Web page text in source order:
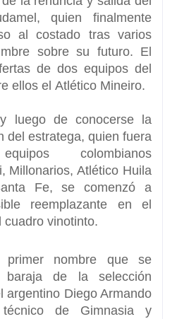
, quien finalmente
al costado tras varios
sobre su futuro. El
de dos equipos del
ellos el Atlético Mineiro.
luego de conocerse la
del estratega, quien fuera
colombianos
Millonarios, Atlético Huila
Fe, se comenzó a
reemplazante en el
cuadro vinotinto.
nombre que se
de la selección
argentino Diego Armando
de Gimnasia y